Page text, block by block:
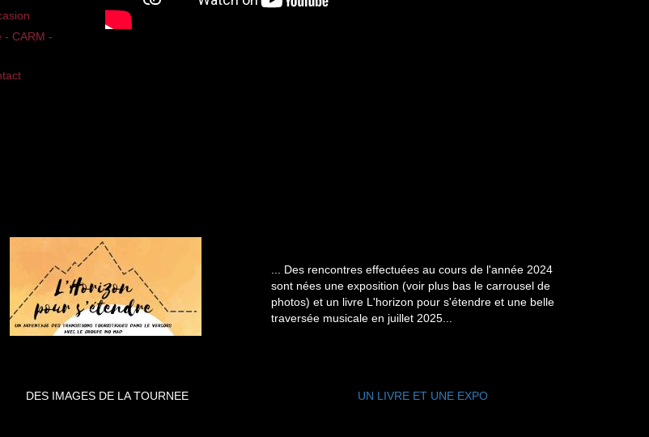
- CARM -
... Des rencontres effectuées au cours de l'année 2024
sont nées une exposition (voir plus bas le carrousel de
photos) et un livre L'horizon pour s'étendre et une belle
traversée musicale en juillet 2025...
DES IMAGES DE LA TOURNEE UN LIVRE ET UNE EXPO